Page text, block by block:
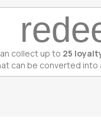
collect up to 25
can be converted into